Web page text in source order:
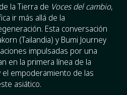
la Tierra de Voces del cambio,
ir más allá de la
Esta conversación
(Tailandia) y Bumi Journey
impulsadas por una
en la primera línea de la
empoderamiento de las
asiático.